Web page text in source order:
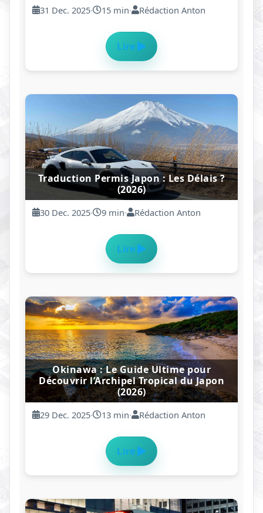
This site uses cookies to personalize content and ads.
Do you accept the use of cookies?
20 Dec. 2025 8 min· Rédaction Moha
Lire
La folie du matcha au Japon : pourquoi
tout le monde s’arrache “l’or vert” ?
19 Dec. 2025 12 min· Rédaction Moha
Lire
Itinéraire Japon 10 jours : ville +
campagne
18 Dec. 2025 9 min· Rédaction Anton
Lire